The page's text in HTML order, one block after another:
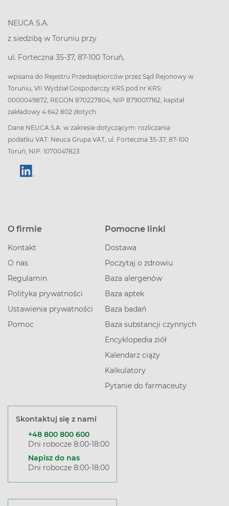
NEUCA S.A.
z siedzibą w Toruniu przy
ul. Forteczna 35-37, 87-100 Toruń,
wpisana do Rejestru Przedsiębiorców przez Sąd Rejonowy w
Toruniu, VII Wydział Gospodarczy KRS pod nr KRS:
0000049872, REGON 870227804, NIP 8790017162, kapitał
zakładowy 4 642 802 złotych.
Dane NEUCA S.A. w zakresie dotyczącym: rozliczania
podatku VAT: Neuca Grupa VAT, ul. Forteczna 35-37, 87-100
Toruń, NIP: 1070047823
O firmie
Kontakt
O nas
Regulamin
Polityka prywatności
Ustawienia prywatności
Pomoc
Pomocne linki
Dostawa
Poczytaj o zdrowiu
Baza alergenów
Baza aptek
Baza badań
Baza substancji czynnych
Encyklopedia ziół
Kalendarz ciąży
Kalkulatory
Pytanie do farmaceuty
Skontaktuj się z nami
+48 800 800 600
Dni robocze 8:00-18:00
Napisz do nas
Dni robocze 8:00-18:00